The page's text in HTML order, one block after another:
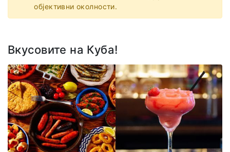
објективни околности.
Вкусовите на Куба!